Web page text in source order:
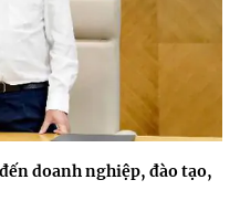
doanh nghiệp, đào tạo,